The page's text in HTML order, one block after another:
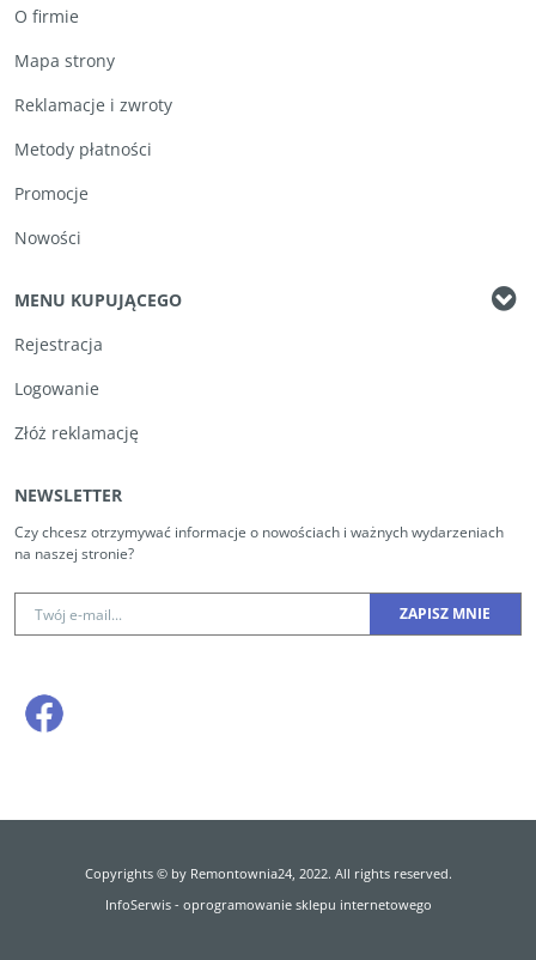
O firmie
Mapa strony
Reklamacje i zwroty
Metody płatności
Promocje
Nowości
MENU KUPUJĄCEGO
Rejestracja
Logowanie
Złóż reklamację
NEWSLETTER
Czy chcesz otrzymywać informacje o nowościach i ważnych wydarzeniach
na naszej stronie?
Copyrights © by Remontownia24, 2022. All rights reserved.
InfoSerwis- oprogramowanie sklepu internetowego